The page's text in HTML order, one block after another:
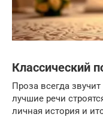
Классический
Проза всегда
лучшие речи
личная история и